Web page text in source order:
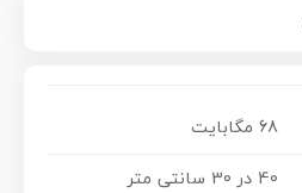
68 مگابایت
40 در 30 سانتی متر